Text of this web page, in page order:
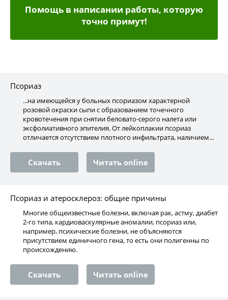
Помощь в написании работы, которую
точно примут!
Псориаз
...на имеющейся у больных псориазом характерной
розовой окраски сыпи с образованием точечного
кровотечения при снятии беловато-серого налета или
эксфолиативного эпителия. От лейкоплакии псориаз
отличается отсутствием плотного инфильтрата, наличием...
Скачать Читать online
Псориаз и атеросклероз: общие причины
Многие общеизвестные болезни, включая рак, астму, диабет
2-го типа, кардиоваскулярные аномалии, псориаз или,
например, психические болезни, не объясняются
присутствием единичного гена, то есть они полигенны по
происхождению.
Скачать Читать online